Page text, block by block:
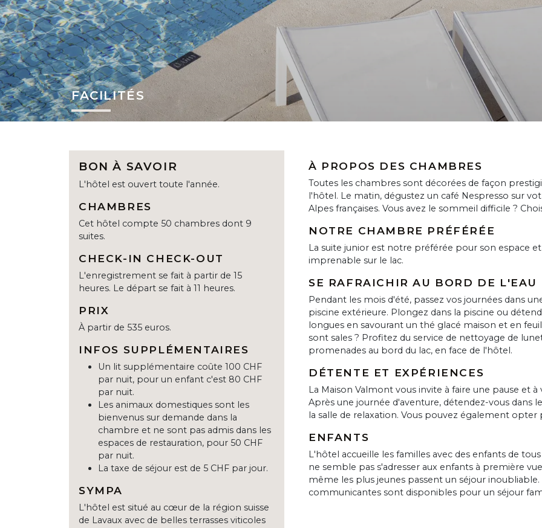
FACILITÉS
BON À SAVOIR
L'hôtel est ouvert toute l'année.
CHAMBRES
Cet hôtel compte 50 chambres dont 9
suites.
CHECK-IN CHECK-OUT
L'enregistrement se fait à partir de 15
heures. Le départ se fait à 11 heures.
PRIX
À partir de 535 euros.
INFOS SUPPLÉMENTAIRES
Un lit supplémentaire coûte 100 CHF
par nuit, pour un enfant c'est 80 CHF
par nuit.
Les animaux domestiques sont les
bienvenus sur demande dans la
chambre et ne sont pas admis dans les
espaces de restauration, pour 50 CHF
par nuit.
La taxe de séjour est de 5 CHF par jour.
SYMPA
L'hôtel est situé au cœur de la région suisse
de Lavaux avec de belles terrasses viticoles
À PROPOS DES CHAMBRES
Toutes les chambres sont décorées de façon
l'hôtel. Le matin, dégustez un café Nespresso sur
Alpes françaises. Vous avez le sommeil difficile ?
NOTRE CHAMBRE PRÉFÉRÉE
La suite junior est notre préférée pour son espace
imprenable sur le lac.
SE RAFRAICHIR AU BORD DE L'EAU
Pendant les mois d'été, passez vos journées dans
piscine extérieure. Plongez dans la piscine ou
longues en savourant un thé glacé maison et en
sont sales ? Profitez du service de nettoyage de
promenades au bord du lac, en face de l'hôtel.
DÉTENTE ET EXPÉRIENCES
La Maison Valmont vous invite à faire une pause et
Après une journée d'aventure, détendez-vous dans
la salle de relaxation. Vous pouvez également
ENFANTS
L'hôtel accueille les familles avec des enfants de
ne semble pas s'adresser aux enfants à première
même les plus jeunes passent un séjour
communicantes sont disponibles pour un séjour